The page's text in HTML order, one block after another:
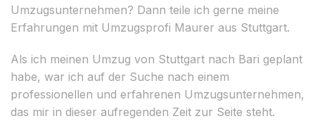
Umzugsunternehmen? Dann teile ich gerne meine
Erfahrungen mit Umzugsprofi Maurer aus Stuttgart.
Als ich meinen Umzug von Stuttgart nach Bari geplant
habe, war ich auf der Suche nach einem
professionellen und erfahrenen Umzugsunternehmen,
das mir in dieser aufregenden Zeit zur Seite steht.